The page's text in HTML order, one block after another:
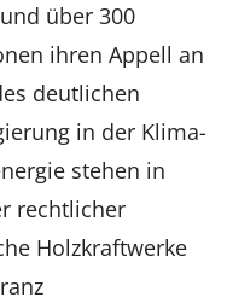
über 300
ihren Appell an
deutlichen
in der Klima-
stehen in
rechtlicher
Holzkraftwerke